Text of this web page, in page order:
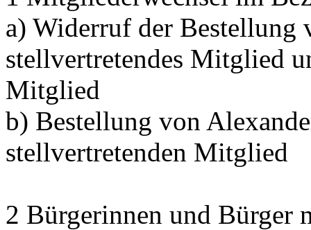
a) Widerruf der
stellvertretendes Mitglied
Mitglied
b) Bestellung von
stellvertretenden Mitglied
2 Bürgerinnen und Bürger